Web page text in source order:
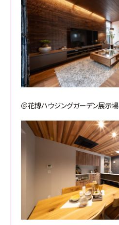
＠花博ハウジングガーデン展示場